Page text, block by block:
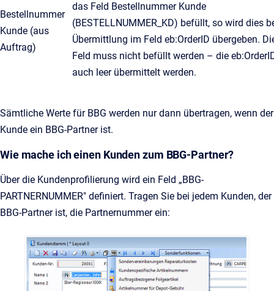
Bestellnummer
Kunde (aus
Auftrag)
das Feld Bestellnummer Kunde
(BESTELLNUMMER_KD) befüllt, so wird dies
Übermittlung im Feld eb:OrderID übergeben.
Feld muss nicht befüllt werden – die
auch leer übermittelt werden.
Sämtliche Werte für BBG werden nur dann übertragen, wenn der
Kunde ein BBG-Partner ist.
Wie mache ich einen Kunden zum BBG-Partner?
Über die Kundenprofilierung wird ein Feld „BBG-
PARTNERNUMMER" definiert. Tragen Sie bei jedem Kunden, der
BBG-Partner ist, die Partnernummer ein: